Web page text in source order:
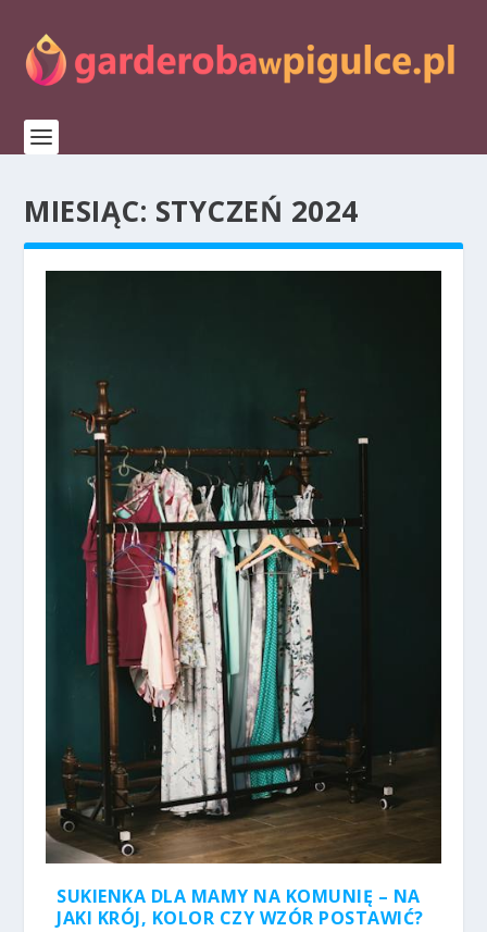
MIESIĄC: STYCZEŃ 2024
SUKIENKA DLA MAMY NA KOMUNIĘ – NA
JAKI KRÓJ, KOLOR CZY WZÓR POSTAWIĆ?